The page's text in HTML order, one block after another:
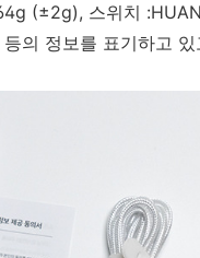
(±2g), 스위치
의 정보를 표기하고 있